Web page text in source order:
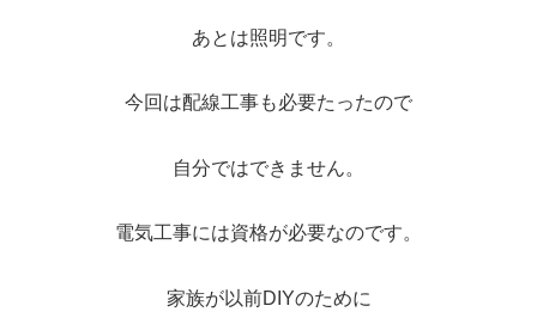
あとは照明です。
今回は配線工事も必要たったので
自分ではできません。
電気工事には資格が必要なのです。
家族が以前DIYのために